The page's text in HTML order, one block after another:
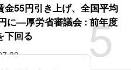
5
金55円引き上げ、全国平均
に―厚労省審議会 : 前年度
下回る